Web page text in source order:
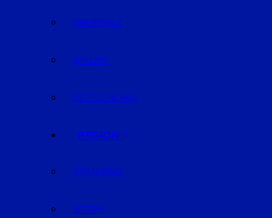
OBERPFALZ
BAYERN
DEUTSCHLAND
REGION
STRAUBING
BOGEN